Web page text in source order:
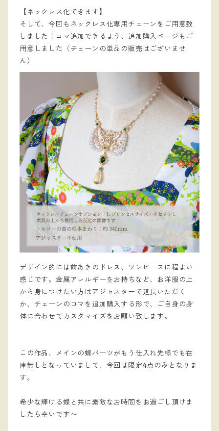
【ネックレス化できます】
そして、今回もネックレス化専用チェーンをご用意致
しました！コマ追加できるよう、追加購入ページもご
用意しました（チェーンの単品の販売はございませ
ん）
デザイン的には前あきのドレス、ワンピースに程よい
感じです。金属アレルギーをお持ちなど、お洋服の上
から身につけたい方はアジャスターで延長いただく
か、チェーンのコマを追加購入する形で、ご自身の身
体に合わせてカスタマイズをお願い致します。
この作品、メインの蝶パーツがもう仕入れ先様でも在
庫無しとなっていまして、今回は限定4点のみとなりま
す。
希少な輝ける蝶と共に素敵なお時間をお過ごし頂けま
したら幸いです〜